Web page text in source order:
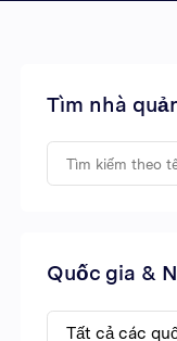
Tìm nhà
Quốc gia &